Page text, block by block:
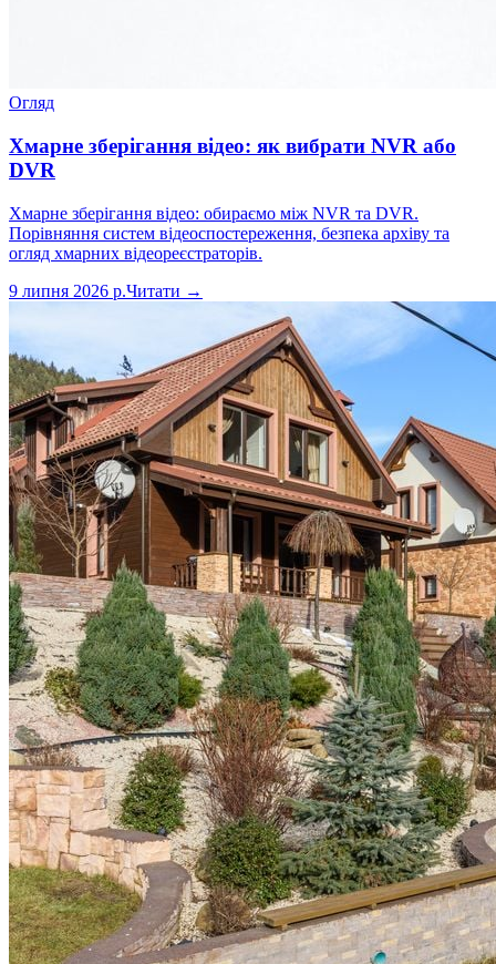
Огляд
Хмарне зберігання відео: як вибрати NVR або
DVR
Хмарне зберігання відео: обираємо між NVR та DVR.
Порівняння систем відеоспостереження, безпека архіву та
огляд хмарних відеореєстраторів.
9 липня 2026 р.Читати →